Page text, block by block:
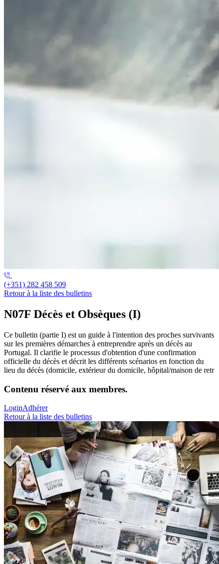
(+351) 282 458 509
Retour à la liste des bulletins
N07F Décès et Obsèques (I)
Ce bulletin (partie I) est un guide à l'intention des proches survivants
sur les premières démarches à entreprendre après un décès au
Portugal. Il clarifie le processus d'obtention d'une confirmation
officielle du décès et décrit les différents scénarios en fonction du
lieu du décès (domicile, extérieur du domicile, hôpital/maison de retr
Contenu réservé aux membres.
LoginAdhérer
Retour à la liste des bulletins